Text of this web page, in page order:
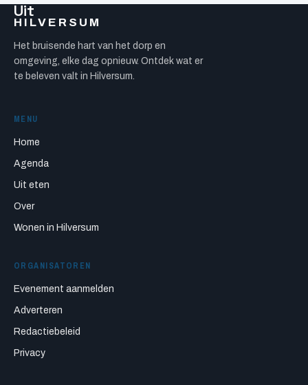
Uit
HILVERSUM
Het bruisende hart van het dorp en
omgeving, elke dag opnieuw. Ontdek wat er
te beleven valt in Hilversum.
MENU
Home
Agenda
Uit eten
Over
Wonen in Hilversum
ORGANISATOREN
Evenement aanmelden
Adverteren
Redactiebeleid
Privacy